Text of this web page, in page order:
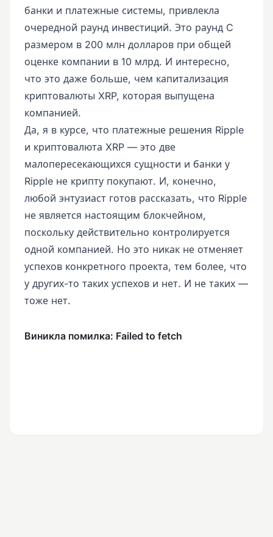
банки и платежные системы, привлекла
очередной раунд инвестиций. Это раунд C
размером в 200 млн долларов при общей
оценке компании в 10 млрд. И интересно,
что это даже больше, чем капитализация
криптовалюты XRP, которая выпущена
компанией.
Да, я в курсе, что платежные решения Ripple
и криптовалюта XRP — это две
малопересекающихся сущности и банки у
Ripple не крипту покупают. И, конечно,
любой энтузиаст готов рассказать, что Ripple
не является настоящим блокчейном,
поскольку действительно контролируется
одной компанией. Но это никак не отменяет
успехов конкретного проекта, тем более, что
у других-то таких успехов и нет. И не таких —
тоже нет.